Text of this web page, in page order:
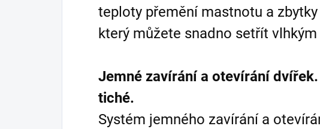
teploty přemění mastnotu a
který můžete snadno setřít
Jemné zavírání a otevírání
tiché.
Systém jemného zavírání a